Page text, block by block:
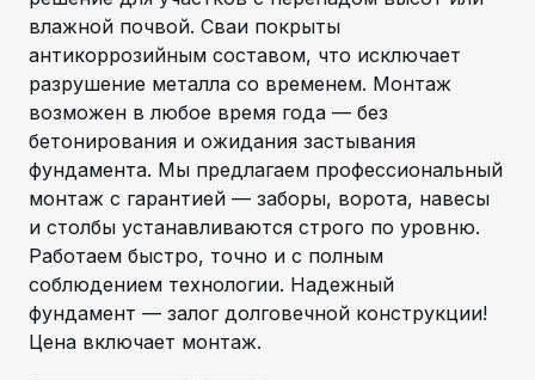
влажной почвой. Сваи покрыты
антикоррозийным составом, что исключает
разрушение металла со временем. Монтаж
возможен в любое время года — без
бетонирования и ожидания застывания
фундамента. Мы предлагаем профессиональный
монтаж с гарантией — заборы, ворота, навесы
и столбы устанавливаются строго по уровню.
Работаем быстро, точно и с полным
соблюдением технологии. Надежный
фундамент — залог долговечной конструкции!
Цена включает монтаж.